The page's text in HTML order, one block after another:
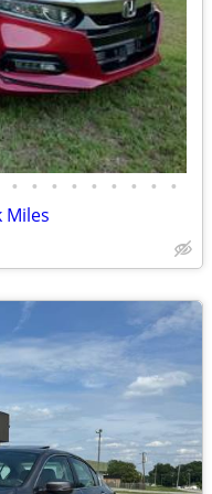
• • • • • • • • •
Miles